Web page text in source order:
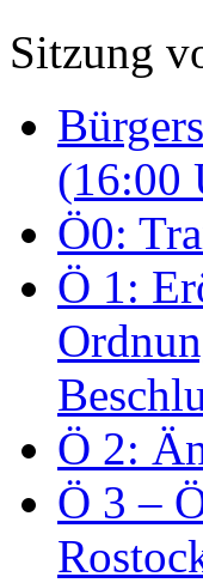
Sitzung
(16:00
Ö0:
Ö 1:
Ö 2:
Ö 3 –